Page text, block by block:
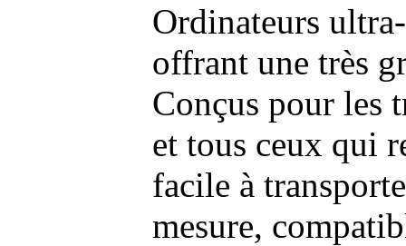
Ordinateurs
offrant une très
Conçus pour les
et tous ceux qui
facile à
mesure,